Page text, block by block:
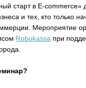
старт в E-commerce»
и тех, кто только
Мероприятие
Robokassa при